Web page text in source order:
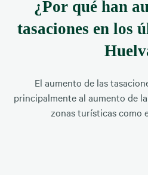
¿Por qué han
tasaciones en los
El aumento de las
principalmente al aumento de
zonas turísticas como